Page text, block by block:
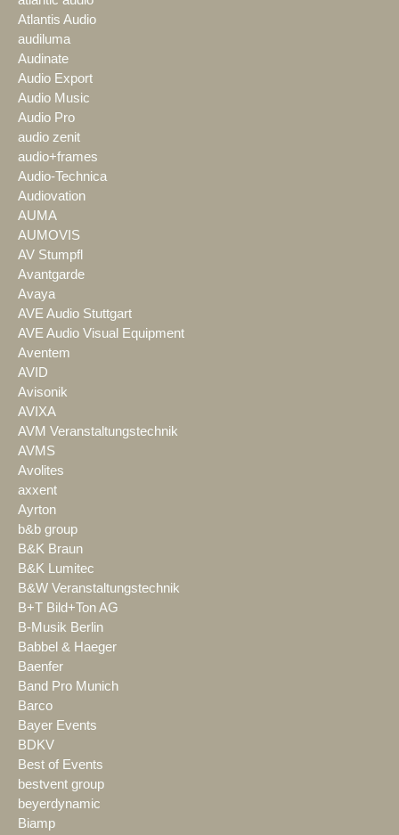
Atlantis Audio
audiluma
Audinate
Audio Export
Audio Music
Audio Pro
audio zenit
audio+frames
Audio-Technica
Audiovation
AUMA
AUMOVIS
AV Stumpfl
Avantgarde
Avaya
AVE Audio Stuttgart
AVE Audio Visual Equipment
Aventem
AVID
Avisonik
AVIXA
AVM Veranstaltungstechnik
AVMS
Avolites
axxent
Ayrton
b&b group
B&K Braun
B&K Lumitec
B&W Veranstaltungstechnik
B+T Bild+Ton AG
B-Musik Berlin
Babbel & Haeger
Baenfer
Band Pro Munich
Barco
Bayer Events
BDKV
Best of Events
bestvent group
beyerdynamic
Biamp